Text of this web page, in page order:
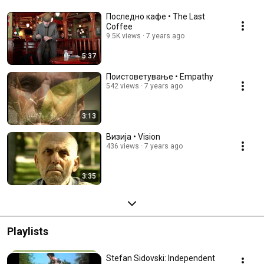
5:37
Последно кафе • The Last
Coffee
9.5K views 7 years ago
3:13
Поистоветување • Empathy
542 views 7 years ago
3:35
Визија • Vision
436 views 7 years ago
Playlists
Stefan Sidovski: Independent